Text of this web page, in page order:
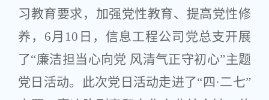
习教育要求，加强党性教育、提高党性修
养，6月10日，信息工程公司党总支开展
了“廉洁担当心向党 风清气正守初心”主题
党日活动。此次党日活动走进了“四·二七”